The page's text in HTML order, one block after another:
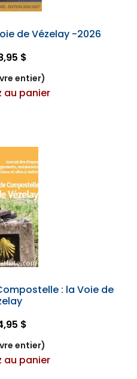
de Vézelay -2026
$
entier)
au panier
: la Voie de
$
entier)
au panier